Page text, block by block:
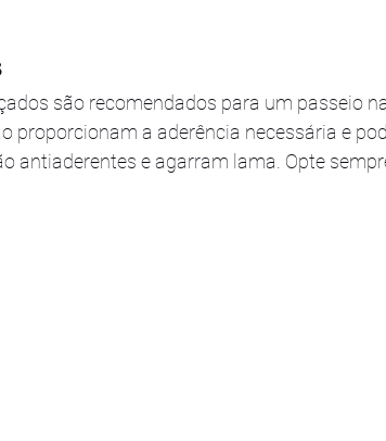
são recomendados para um passeio
proporcionam a aderência necessária e
antiaderentes e agarram lama. Opte